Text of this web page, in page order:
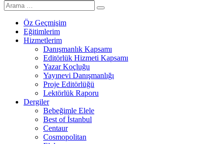
Öz Geçmişim
Eğitimlerim
Hizmetlerim
Danışmanlık Kapsamı
Editörlük Hizmeti Kapsamı
Yazar Koçluğu
Yayınevi Danışmanlığı
Proje Editörlüğü
Lektörlük Raporu
Dergiler
Bebeğimle Elele
Best of İstanbul
Centaur
Cosmopolitan